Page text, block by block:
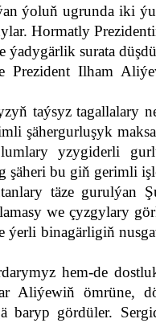
ýoluň ugrunda iki
Hormatly
ýadygärlik surata
Prezident Ilham
taýsyz tagallalary
şähergurluşyk
yzygiderli
şäheri bu giň gerimli
täze gurulýan
we çyzgylary
ýerli binagärligiň
hem-de
Aliýewiň ömrüne,
baryp gördüler.